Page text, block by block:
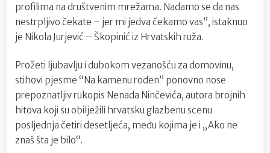
profilima na društvenim mrežama. Nadamo se da nas
nestrpljivo čekate – jer mi jedva čekamo vas”, istaknuo
je Nikola Jurjević – Škopinić iz Hrvatskih ruža.
Prožeti ljubavlju i dubokom vezanošću za domovinu,
stihovi pjesme “Na kamenu rođen” ponovno nose
prepoznatljiv rukopis Nenada Ninčevića, autora brojnih
hitova koji su obilježili hrvatsku glazbenu scenu
posljednja četiri desetljeća, među kojima je i „Ako ne
znaš šta je bilo“.